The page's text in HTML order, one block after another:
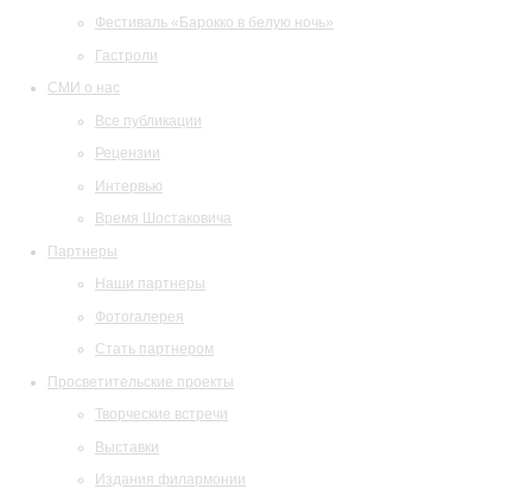
Фестиваль «Барокко в белую ночь»
Гастроли
СМИ о нас
Все публикации
Рецензии
Интервью
Время Шостаковича
Партнеры
Наши партнеры
Фотогалерея
Стать партнером
Просветительские проекты
Творческие встречи
Выставки
Издания филармонии